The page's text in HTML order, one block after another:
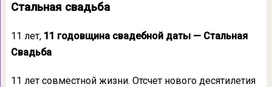
Стальная свадьба
11 лет, 11 годовщина свадебной даты — Стальная
Свадьба
11 лет совместной жизни. Отсчет нового десятилетия